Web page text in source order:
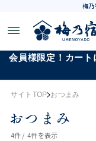
梅
会員様限定！カート
サイトTOP おつまみ
おつまみ
4件 / 4件を表示